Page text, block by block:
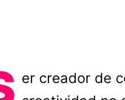
er creador de